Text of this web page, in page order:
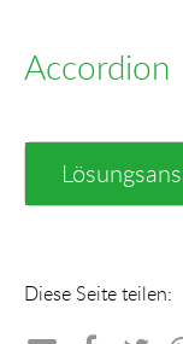
Accordion
Diese Seite teilen: